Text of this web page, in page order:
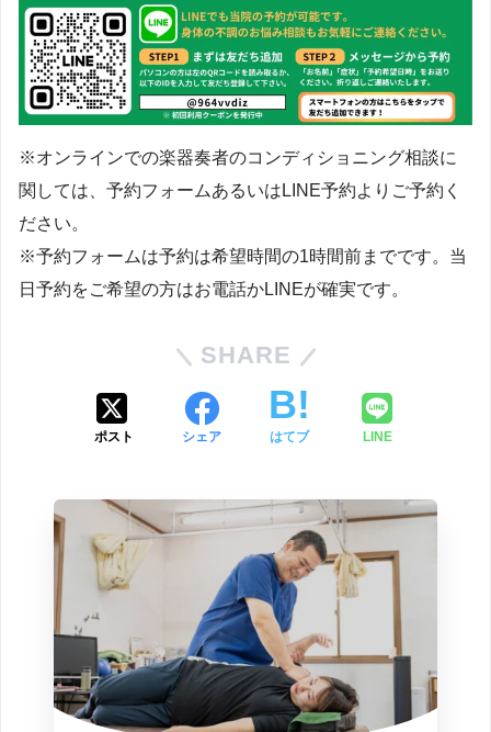
※オンラインでの楽器奏者のコンディショニング相談に
関しては、予約フォームあるいはLINE予約よりご予約く
ださい。
※予約フォームは予約は希望時間の1時間前までです。当
日予約をご希望の方はお電話かLINEが確実です。
SHARE
ポスト シェア はてブ LINE